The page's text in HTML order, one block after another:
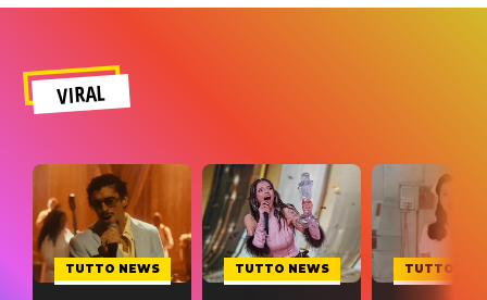
VIRAL
TUTTO NEWS TUTTO NEWS TUTTO